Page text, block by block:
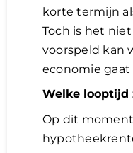
korte termijn
Toch is het
voorspeld kan
economie
Welke looptijd
Op dit